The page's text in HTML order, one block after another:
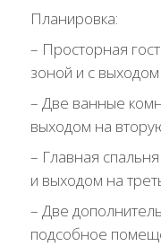
Планировка:
– Просторная
зоной и с
– Две ванные
выходом на
– Главная
и выходом на
– Две
подсобное